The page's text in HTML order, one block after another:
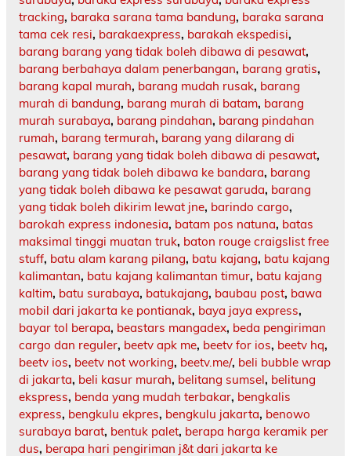
tracking, baraka sarana tama bandung, baraka sarana
tama cek resi, barakaexpress, barakah ekspedisi,
barang barang yang tidak boleh dibawa di pesawat,
barang berbahaya dalam penerbangan, barang gratis,
barang kapal murah, barang mudah rusak, barang
murah di bandung, barang murah di batam, barang
murah surabaya, barang pindahan, barang pindahan
rumah, barang termurah, barang yang dilarang di
pesawat, barang yang tidak boleh dibawa di pesawat,
barang yang tidak boleh dibawa ke bandara, barang
yang tidak boleh dibawa ke pesawat garuda, barang
yang tidak boleh dikirim lewat jne, barindo cargo,
barokah express indonesia, batam pos natuna, batas
maksimal tinggi muatan truk, baton rouge craigslist free
stuff, batu alam karang pilang, batu kajang, batu kajang
kalimantan, batu kajang kalimantan timur, batu kajang
kaltim, batu surabaya, batukajang, baubau post, bawa
mobil dari jakarta ke pontianak, baya jaya express,
bayar tol berapa, beastars mangadex, beda pengiriman
cargo dan reguler, beetv apk me, beetv for ios, beetv hq,
beetv ios, beetv not working, beetv.me/, beli bubble wrap
di jakarta, beli kasur murah, belitang sumsel, belitung
ekspress, benda yang mudah terbakar, bengkalis
express, bengkulu ekpres, bengkulu jakarta, benowo
surabaya barat, bentuk palet, berapa harga keramik per
dus, berapa hari pengiriman j&t dari jakarta ke